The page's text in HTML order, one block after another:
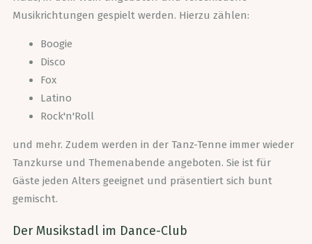
Musikrichtungen gespielt werden. Hierzu zählen:
Boogie
Disco
Fox
Latino
Rock'n'Roll
und mehr. Zudem werden in der Tanz-Tenne immer wieder
Tanzkurse und Themenabende angeboten. Sie ist für
Gäste jeden Alters geeignet und präsentiert sich bunt
gemischt.
Der Musikstadl im Dance-Club